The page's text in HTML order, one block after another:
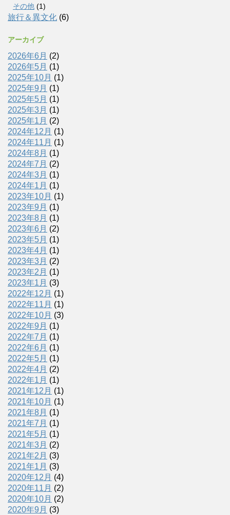
その他 (1)
旅行＆異文化 (6)
アーカイブ
2026年6月 (2)
2026年5月 (1)
2025年10月 (1)
2025年9月 (1)
2025年5月 (1)
2025年3月 (1)
2025年1月 (2)
2024年12月 (1)
2024年11月 (1)
2024年8月 (1)
2024年7月 (2)
2024年3月 (1)
2024年1月 (1)
2023年10月 (1)
2023年9月 (1)
2023年8月 (1)
2023年6月 (2)
2023年5月 (1)
2023年4月 (1)
2023年3月 (2)
2023年2月 (1)
2023年1月 (3)
2022年12月 (1)
2022年11月 (1)
2022年10月 (3)
2022年9月 (1)
2022年7月 (1)
2022年6月 (1)
2022年5月 (1)
2022年4月 (2)
2022年1月 (1)
2021年12月 (1)
2021年10月 (1)
2021年8月 (1)
2021年7月 (1)
2021年5月 (1)
2021年3月 (2)
2021年2月 (3)
2021年1月 (3)
2020年12月 (4)
2020年11月 (2)
2020年10月 (2)
2020年9月 (3)